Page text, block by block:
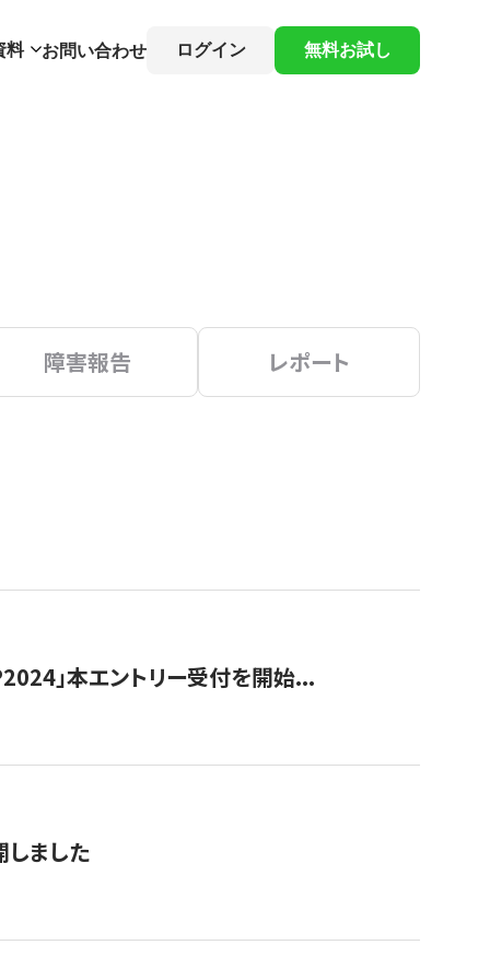
料 お問い合わせ ログイン 無料お試し
障害報告 レポート
」本エントリー受付を開始...
しました